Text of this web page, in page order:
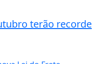
terão recorde